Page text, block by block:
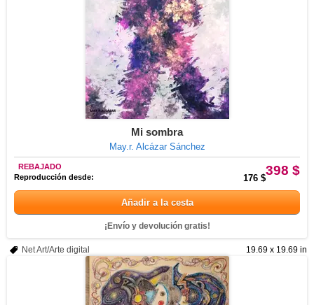
Mi sombra
May.r. Alcázar Sánchez
398 $
REBAJADO
Reproducción desde:
176 $
Añadir a la cesta
¡Envío y devolución gratis!
19.69 x 19.69 in
Net Art/Arte digital